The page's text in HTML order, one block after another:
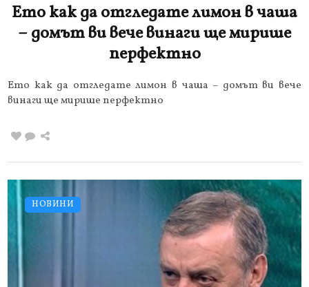
Ето как да отгледате лимон в чаша
– домът ви вече винаги ще мирише
перфектно
Ето как да отгледате лимон в чаша – домът ви вече
винаги ще мирише перфектно
НОВИНИ